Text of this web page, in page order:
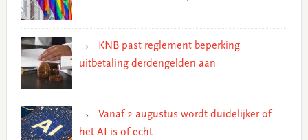
KNB past reglement beperking
uitbetaling derdengelden aan
Vanaf 2 augustus wordt duidelijker of
het AI is of echt